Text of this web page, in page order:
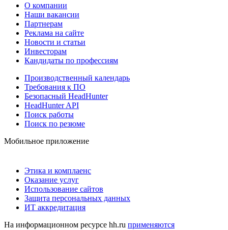
О компании
Наши вакансии
Партнерам
Реклама на сайте
Новости и статьи
Инвесторам
Кандидаты по профессиям
Производственный календарь
Требования к ПО
Безопасный HeadHunter
HeadHunter API
Поиск работы
Поиск по резюме
Мобильное приложение
Этика и комплаенс
Оказание услуг
Использование сайтов
Защита персональных данных
ИТ аккредитация
На информационном ресурсе hh.ru применяются